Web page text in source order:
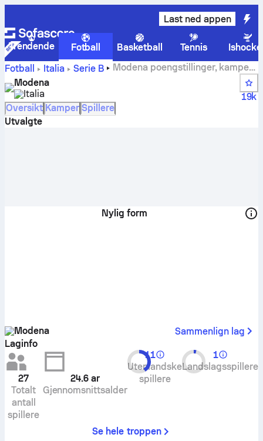
Last ned appen
Trendende Fotball Basketball Tennis
Fotball
Italia Serie B
Modena poengstillinger, kamper,
plasseringer og spillerstatistikk
Modena
Italia
19k
Oversikt Kamper Spillere
Utvalgte
Nylig form
Modena
Sammenlign lag
Laginfo
27
Totalt
antall
spillere
24.6 ar
Gjennomsnittsalder
11
Utenlandske
spillere
1
Landslagsspillere
Se hele troppen